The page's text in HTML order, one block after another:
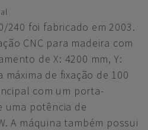
240 foi fabricado em 2003.
CNC para madeira com
de X: 4200 mm, Y:
de fixação de 100
com um porta-
uma potência de
A máquina também possui